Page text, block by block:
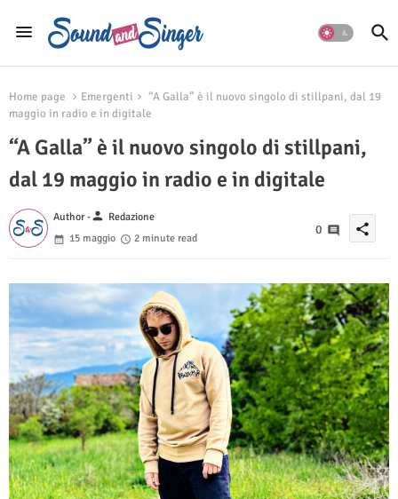
Home page Emergenti
“A Galla” è il nuovo singolo di stillpani, dal 19
maggio in radio e in digitale
“A Galla” è il nuovo singolo di stillpani,
dal 19 maggio in radio e in digitale
Author -person Redazione
15 maggio
2 minute read
0 share